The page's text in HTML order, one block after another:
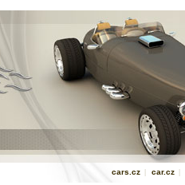
cars.cz | car.cz |